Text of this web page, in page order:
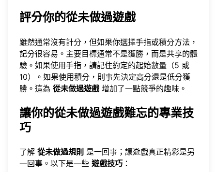
評分你的從未做過遊戲
雖然通常沒有計分，但如果你選擇手指或積分方法，
記分很容易。主要目標通常不是獲勝，而是共享的體
驗。如果使用手指，請記住約定的起始數量（5 或
10）。如果使用積分，則事先決定高分還是低分獲
勝。這為 從未做過遊戲 增加了一點競爭的趣味。
讓你的從未做過遊戲難忘的專業技
巧
了解 從未做過規則 是一回事；讓遊戲真正精彩是另
一回事。以下是一些 遊戲技巧 ：